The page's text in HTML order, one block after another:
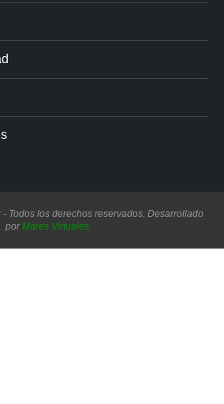
Todos los derechos reservados. Desarrollado
porMares Virtuales